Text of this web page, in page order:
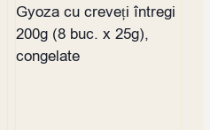
Gyoza cu creveți întregi
200g (8 buc. x 25g),
congelate